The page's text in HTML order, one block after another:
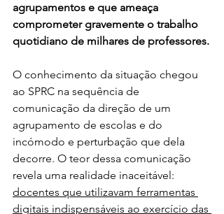
agrupamentos e que ameaça
comprometer gravemente o trabalho
quotidiano de milhares de professores.
O conhecimento da situação chegou
ao SPRC na sequência de
comunicação da direção de um
agrupamento de escolas e do
incómodo e perturbação que dela
decorre. O teor dessa comunicação
revela uma realidade inaceitável:
docentes que utilizavam ferramentas
digitais indispensáveis ao exercício das